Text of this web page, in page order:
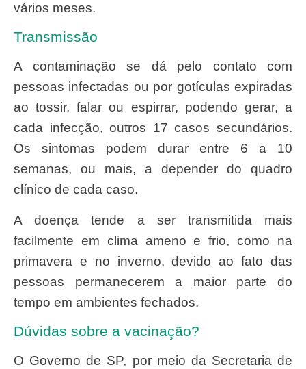
vários meses.
Transmissão
A contaminação se dá pelo contato com
pessoas infectadas ou por gotículas expiradas
ao tossir, falar ou espirrar, podendo gerar, a
cada infecção, outros 17 casos secundários.
Os sintomas podem durar entre 6 a 10
semanas, ou mais, a depender do quadro
clínico de cada caso.
A doença tende a ser transmitida mais
facilmente em clima ameno e frio, como na
primavera e no inverno, devido ao fato das
pessoas permanecerem a maior parte do
tempo em ambientes fechados.
Dúvidas sobre a vacinação?
O Governo de SP, por meio da Secretaria de